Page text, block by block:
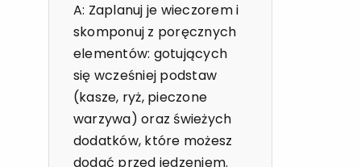
A: Zaplanuj je wieczorem i
skomponuj z poręcznych
elementów: gotujących
się wcześniej podstaw
(kasze, ryż, pieczone
warzywa) oraz świeżych
dodatków, które możesz
dodać przed jedzeniem.